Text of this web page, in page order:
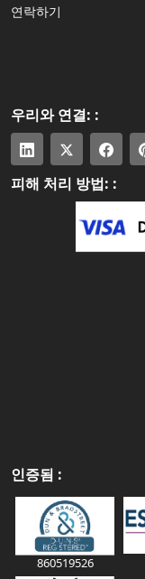
연락하기
우리와 연결: :
피해 처리 방법: :
인증됨 :
860519526